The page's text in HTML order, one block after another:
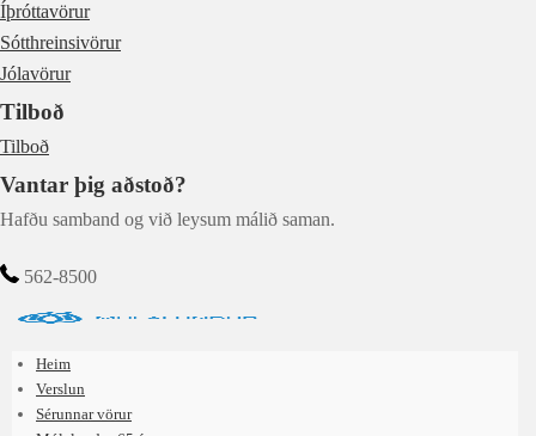
Íþróttavörur
Sótthreinsivörur
Jólavörur
Tilboð
Tilboð
Vantar þig aðstoð?
Hafðu samband og við leysum málið saman.
562-8500
Heim
Verslun
Sérunnar vörur